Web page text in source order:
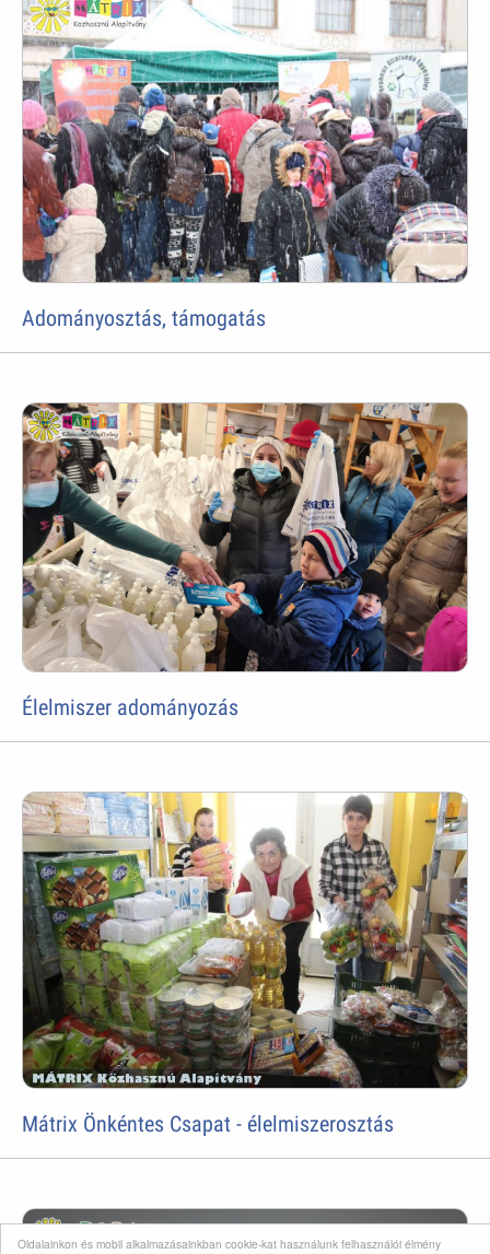
Oldalainkon és mobil alkalmazásainkban cookie-kat használunk felhasználói élmény
Adományosztás, támogatás
Élelmiszer adományozás
Mátrix Önkéntes Csapat - élelmiszerosztás